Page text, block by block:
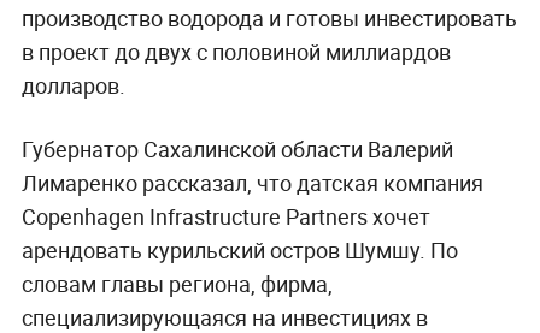
производство водорода и готовы инвестировать
в проект до двух с половиной миллиардов
долларов.
Губернатор Сахалинской области Валерий
Лимаренко рассказал, что датская компания
Copenhagen Infrastructure Partners хочет
арендовать курильский остров Шумшу. По
словам главы региона, фирма,
специализирующаяся на инвестициях в